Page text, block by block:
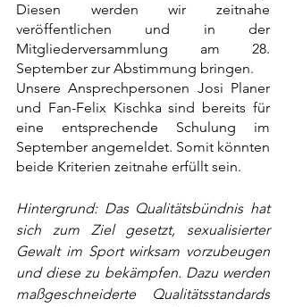
Diesen werden wir zeitnahe
veröffentlichen und in der
Mitgliederversammlung am 28.
September zur Abstimmung bringen.
Unsere Ansprechpersonen Josi Planer
und Fan-Felix Kischka sind bereits für
eine entsprechende Schulung im
September angemeldet. Somit könnten
beide Kriterien zeitnahe erfüllt sein.
Hintergrund: Das Qualitätsbündnis hat
sich zum Ziel gesetzt, sexualisierter
Gewalt im Sport wirksam vorzubeugen
und diese zu bekämpfen. Dazu werden
maßgeschneiderte Qualitätsstandards